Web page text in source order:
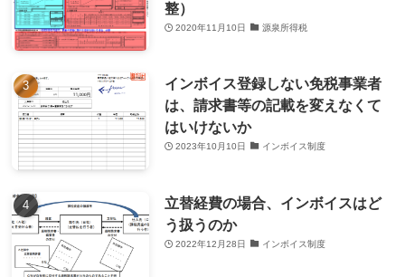
整）
2020年11月10日 源泉所得税
インボイス登録しない免税事業者
は、請求書等の記載を変えなくて
はいけないか
2023年10月10日 インボイス制度
立替経費の場合、インボイスはど
う扱うのか
2022年12月28日 インボイス制度